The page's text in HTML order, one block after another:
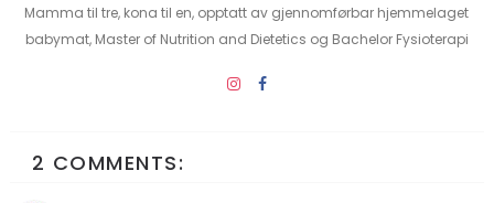
Mamma til tre, kona til en, opptatt av gjennomførbar hjemmelaget
babymat, Master of Nutrition and Dietetics og Bachelor Fysioterapi
2 COMMENTS: